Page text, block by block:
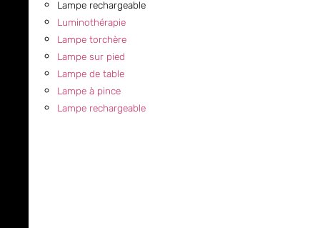
Lampe rechargeable
Luminothérapie
Lampe torchère
Lampe sur pied
Lampe de table
Lampe à pince
Lampe rechargeable